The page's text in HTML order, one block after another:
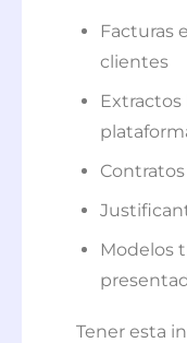
Facturas
clientes
Extractos
Modelos
Tener esta